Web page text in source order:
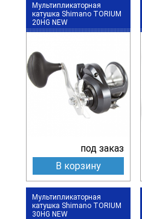
Мультипликаторная
катушка Shimano TORIUM
20HG NEW
под заказ
В корзину
Мультипликаторная
катушка Shimano TORIUM
30HG NEW